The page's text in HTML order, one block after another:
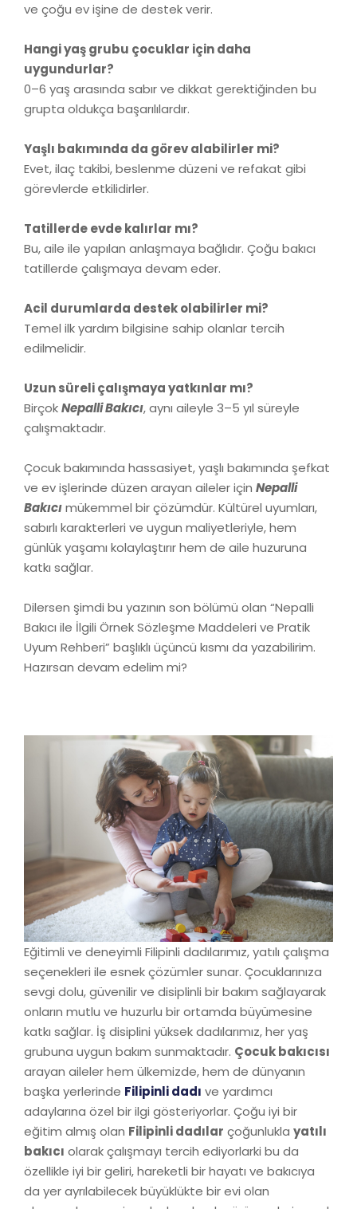
ve çoğu ev işine de destek verir.
Hangi yaş grubu çocuklar için daha
uygundurlar?
0–6 yaş arasında sabır ve dikkat gerektiğinden bu
grupta oldukça başarılılardır.
Yaşlı bakımında da görev alabilirler mi?
Evet, ilaç takibi, beslenme düzeni ve refakat gibi
görevlerde etkilidirler.
Tatillerde evde kalırlar mı?
Bu, aile ile yapılan anlaşmaya bağlıdır. Çoğu bakıcı
tatillerde çalışmaya devam eder.
Acil durumlarda destek olabilirler mi?
Temel ilk yardım bilgisine sahip olanlar tercih
edilmelidir.
Uzun süreli çalışmaya yatkınlar mı?
BirçokNepalli Bakıcı, aynı aileyle 3–5 yıl süreyle
çalışmaktadır.
Çocuk bakımında hassasiyet, yaşlı bakımında şefkat
ve ev işlerinde düzen arayan aileler için Nepalli
Bakıcımükemmel bir çözümdür. Kültürel uyumları,
sabırlı karakterleri ve uygun maliyetleriyle, hem
günlük yaşamı kolaylaştırır hem de aile huzuruna
katkı sağlar.
Dilersen şimdi bu yazının son bölümü olan “Nepalli
Bakıcı ile İlgili Örnek Sözleşme Maddeleri ve Pratik
Uyum Rehberi” başlıklı üçüncü kısmı da yazabilirim.
Hazırsan devam edelim mi?
Eğitimli ve deneyimli Filipinli dadılarımız, yatılı çalışma
seçenekleri ile esnek çözümler sunar. Çocuklarınıza
sevgi dolu, güvenilir ve disiplinli bir bakım sağlayarak
onların mutlu ve huzurlu bir ortamda büyümesine
katkı sağlar. İş disiplini yüksek dadılarımız, her yaş
grubuna uygun bakım sunmaktadır. Çocuk bakıcısı
arayan aileler hem ülkemizde, hem de dünyanın
başka yerlerinde Filipinli dadı ve yardımcı
adaylarına özel bir ilgi gösteriyorlar. Çoğu iyi bir
eğitim almış olan Filipinli dadılar çoğunlukla yatılı
bakıcı olarak çalışmayı tercih ediyorlarki bu da
özellikle iyi bir geliri, hareketli bir hayatı ve bakıcıya
da yer ayrılabilecek büyüklükte bir evi olan